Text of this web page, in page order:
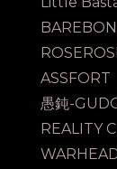
ASSFORT
愚鈍-
REALITY